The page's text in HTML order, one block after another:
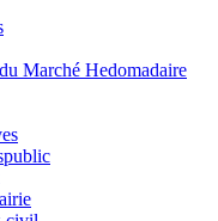
Marché Hedomadaire